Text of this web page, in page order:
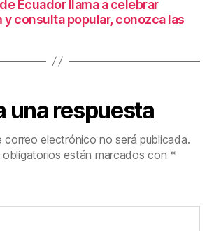
Ecuador llama a celebrar
consulta popular, conozca las
una respuesta
correo electrónico no será publicada.
están marcados con *